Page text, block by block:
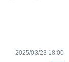
2025/03/23 18:00